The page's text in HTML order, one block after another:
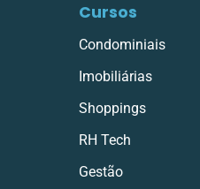
Cursos
Condominiais
Imobiliárias
Shoppings
RH Tech
Gestão